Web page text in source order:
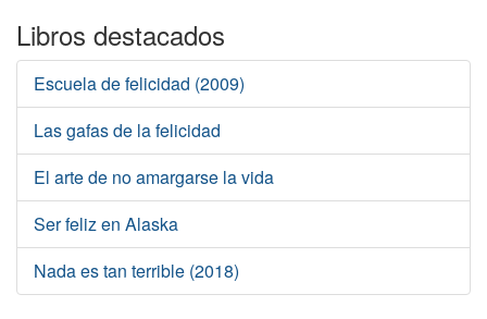
Libros destacados
Escuela de felicidad (2009)
Las gafas de la felicidad
El arte de no amargarse la vida
Ser feliz en Alaska
Nada es tan terrible (2018)